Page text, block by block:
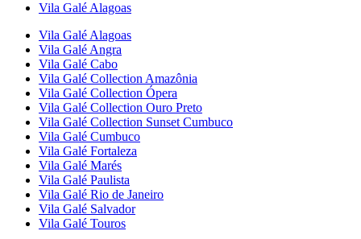
Vila Galé Alagoas
Vila Galé Alagoas
Vila Galé Angra
Vila Galé Cabo
Vila Galé Collection Amazônia
Vila Galé Collection Ópera
Vila Galé Collection Ouro Preto
Vila Galé Collection Sunset Cumbuco
Vila Galé Cumbuco
Vila Galé Fortaleza
Vila Galé Marés
Vila Galé Paulista
Vila Galé Rio de Janeiro
Vila Galé Salvador
Vila Galé Touros